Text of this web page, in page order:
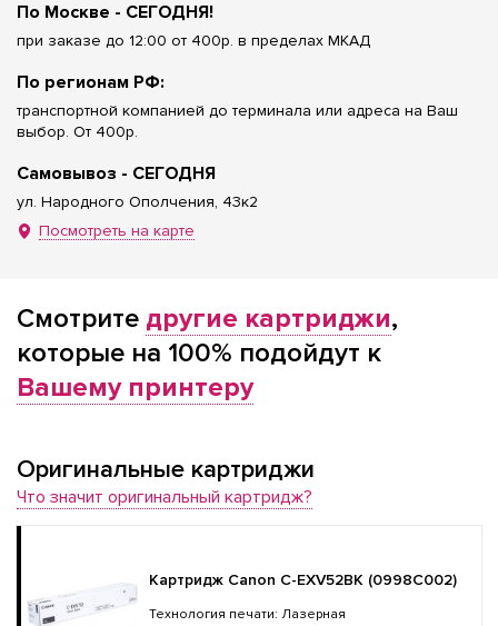
По Москве - СЕГОДНЯ!
при заказе до 12:00 от 400р. в пределах МКАД
По регионам РФ:
транспортной компанией до терминала или адреса на Ваш
выбор. От 400р.
Самовывоз - СЕГОДНЯ
ул. Народного Ополчения, 43к2
Посмотреть на карте
Смотрите другие картриджи,
которые на 100% подойдут к
Вашему принтеру
Оригинальные картриджи
Что значит оригинальный картридж?
Картридж Canon C-EXV52BK (0998C002)
Технология печати: Лазерная